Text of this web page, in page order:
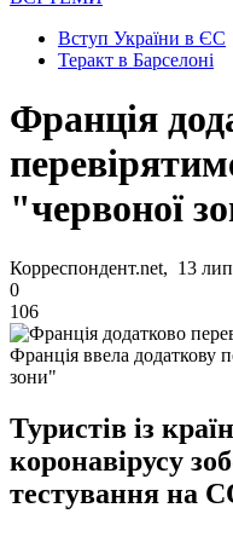
Вступ України в ЄС
Теракт в Барселоні
Франція
"червоної
Корреспондент.net, 13
0
106
Франція ввела додаткову
зони"
Туристів із
коронавірусу
тестування на